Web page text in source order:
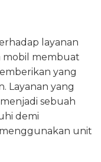
layanan
mobil membuat
yang
Layanan yang
sebuah
demi
unit